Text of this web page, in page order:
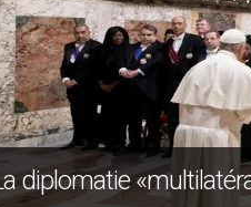
diplomatie